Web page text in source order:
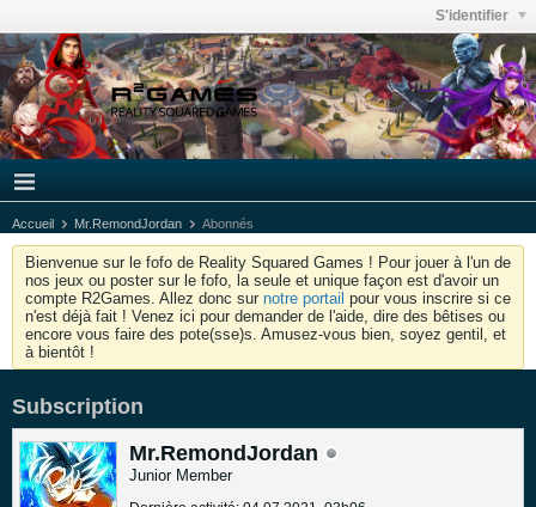
S'identifier
Accueil Mr.RemondJordan Abonnés
Bienvenue sur le fofo de Reality Squared Games ! Pour jouer à l'un de
nos jeux ou poster sur le fofo, la seule et unique façon est d'avoir un
compte R2Games. Allez donc sur notre portail pour vous inscrire si ce
n'est déjà fait ! Venez ici pour demander de l'aide, dire des bêtises ou
encore vous faire des pote(sse)s. Amusez-vous bien, soyez gentil, et
à bientôt !
Subscription
Mr.RemondJordan
Junior Member